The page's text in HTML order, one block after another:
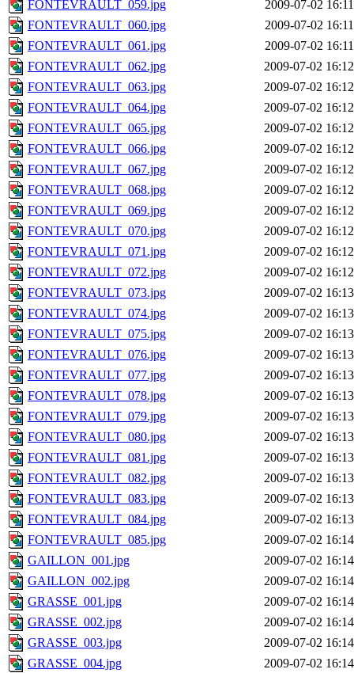
FONTEVRAULT_059.jpg
2009-07-02 16:11
FONTEVRAULT_060.jpg
2009-07-02 16:11
FONTEVRAULT_061.jpg
2009-07-02 16:11
FONTEVRAULT_062.jpg
2009-07-02 16:12
FONTEVRAULT_063.jpg
2009-07-02 16:12
FONTEVRAULT_064.jpg
2009-07-02 16:12
FONTEVRAULT_065.jpg
2009-07-02 16:12
FONTEVRAULT_066.jpg
2009-07-02 16:12
FONTEVRAULT_067.jpg
2009-07-02 16:12
FONTEVRAULT_068.jpg
2009-07-02 16:12
FONTEVRAULT_069.jpg
2009-07-02 16:12
FONTEVRAULT_070.jpg
2009-07-02 16:12
FONTEVRAULT_071.jpg
2009-07-02 16:12
FONTEVRAULT_072.jpg
2009-07-02 16:12
FONTEVRAULT_073.jpg
2009-07-02 16:13
FONTEVRAULT_074.jpg
2009-07-02 16:13
FONTEVRAULT_075.jpg
2009-07-02 16:13
FONTEVRAULT_076.jpg
2009-07-02 16:13
FONTEVRAULT_077.jpg
2009-07-02 16:13
FONTEVRAULT_078.jpg
2009-07-02 16:13
FONTEVRAULT_079.jpg
2009-07-02 16:13
FONTEVRAULT_080.jpg
2009-07-02 16:13
FONTEVRAULT_081.jpg
2009-07-02 16:13
FONTEVRAULT_082.jpg
2009-07-02 16:13
FONTEVRAULT_083.jpg
2009-07-02 16:13
FONTEVRAULT_084.jpg
2009-07-02 16:13
FONTEVRAULT_085.jpg
2009-07-02 16:14
GAILLON_001.jpg
2009-07-02 16:14
GAILLON_002.jpg
2009-07-02 16:14
GRASSE_001.jpg
2009-07-02 16:14
GRASSE_002.jpg
2009-07-02 16:14
GRASSE_003.jpg
2009-07-02 16:14
GRASSE_004.jpg
2009-07-02 16:14